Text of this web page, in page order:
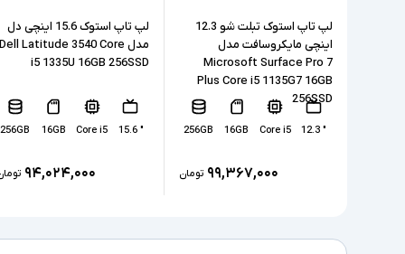
لپ تاپ استوک تبلت شو 12.3
اینچی مایکروسافت مدل
Microsoft Surface Pro 7
Plus Core i5 1135G7 16GB
256SSD
" 12.3
Core i5
16GB
256GB
۹۹,۳۶۷,۰۰۰ تومان
لپ تاپ استوک 15.6 اینچی دل
مدل Dell Latitude 3540 Core
i5 1335U 16GB 256SSD
" 15.6
Core i5
16GB
256GB
۹۴,۰۲۴,۰۰۰